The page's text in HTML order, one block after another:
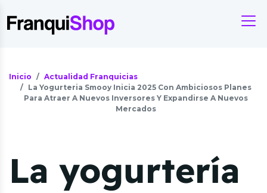
Inicio
Actualidad Franquicias
La Yogurteria Smooy Inicia 2025 Con Ambiciosos Planes
Para Atraer A Nuevos Inversores Y Expandirse A Nuevos
Mercados
La yogurtería